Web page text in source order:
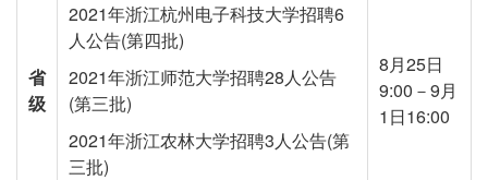
省
级
2021年浙江杭州电子科技大学招聘6
人公告(第四批)
2021年浙江师范大学招聘28人公告
(第三批)
2021年浙江农林大学招聘3人公告(第
三批)
8月25日
9:00－9月
1日16:00